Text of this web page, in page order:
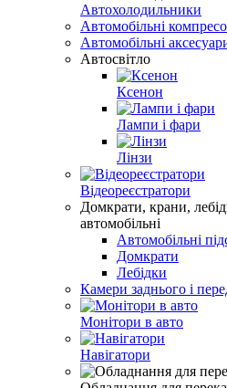
Автохолодильники
Автомобільні
Автомобільні
Автосвітло
Ксенон
Лампи і фари
Лінзи
Відеореєстратори
Домкрати, крани,
автомобільні
Автомобільні
Домкрати
Лебідки
Камери заднього і
Монітори в авто
Навігатори